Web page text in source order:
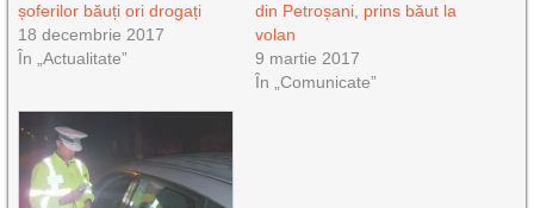
șoferilor băuți ori drogați
18 decembrie 2017
În „Actualitate”
din Petroșani, prins băut la
volan
9 martie 2017
În „Comunicate”